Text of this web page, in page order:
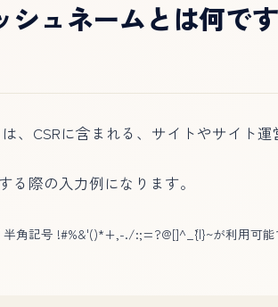
ュネームとは何です
、CSRに含まれる、サイトやサイト運
る際の入力例になります。
角記号 !#%&'()*+,-./:;=?@[]^_`{|}~が利用可能